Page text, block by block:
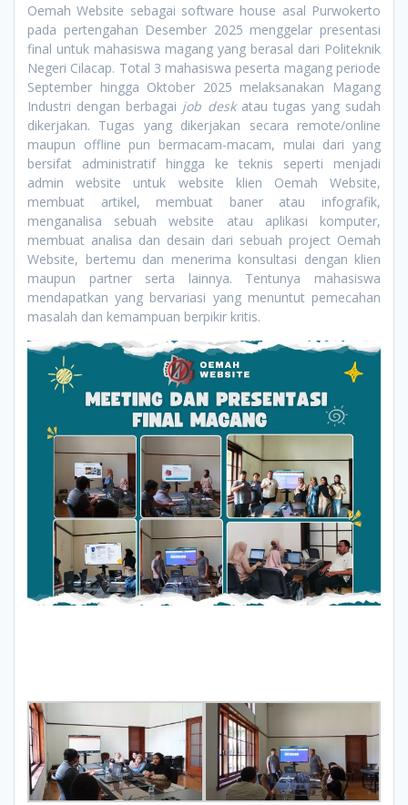
Oemah Website sebagai software house asal Purwokerto
pada pertengahan Desember 2025 menggelar presentasi
final untuk mahasiswa magang yang berasal dari Politeknik
Negeri Cilacap. Total 3 mahasiswa peserta magang periode
September hingga Oktober 2025 melaksanakan Magang
Industri dengan berbagai job deskatau tugas yang sudah
dikerjakan. Tugas yang dikerjakan secara remote/online
maupun offline pun bermacam-macam, mulai dari yang
bersifat administratif hingga ke teknis seperti menjadi
admin website untuk website klien Oemah Website,
membuat artikel, membuat baner atau infografik,
menganalisa sebuah website atau aplikasi komputer,
membuat analisa dan desain dari sebuah project Oemah
Website, bertemu dan menerima konsultasi dengan klien
maupun partner serta lainnya. Tentunya mahasiswa
mendapatkan yang bervariasi yang menuntut pemecahan
masalah dan kemampuan berpikir kritis.